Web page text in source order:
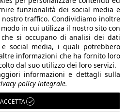
di Fotografia® srl, Via
Milano | Tel 02/58107623
58107139
| PECiifmilano@pec.it|
sociale € 10.400,00 I.V.
sono utilizzate su licenza dei
Powered byShareNow!.
funzionalità dei social media e
traffico. Condividiamo inoltre
in cui utilizza il nostro sito con
si occupano di analisi dei dati
social media, i quali potrebbero
informazioni che ha fornito loro
dal suo utilizzo dei loro servizi.
informazioni e dettagli sulla
policy integrale.
ACCETTA